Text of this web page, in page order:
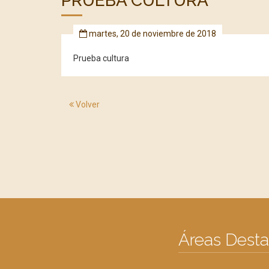
martes, 20 de noviembre de 2018
Prueba cultura
Volver
Áreas